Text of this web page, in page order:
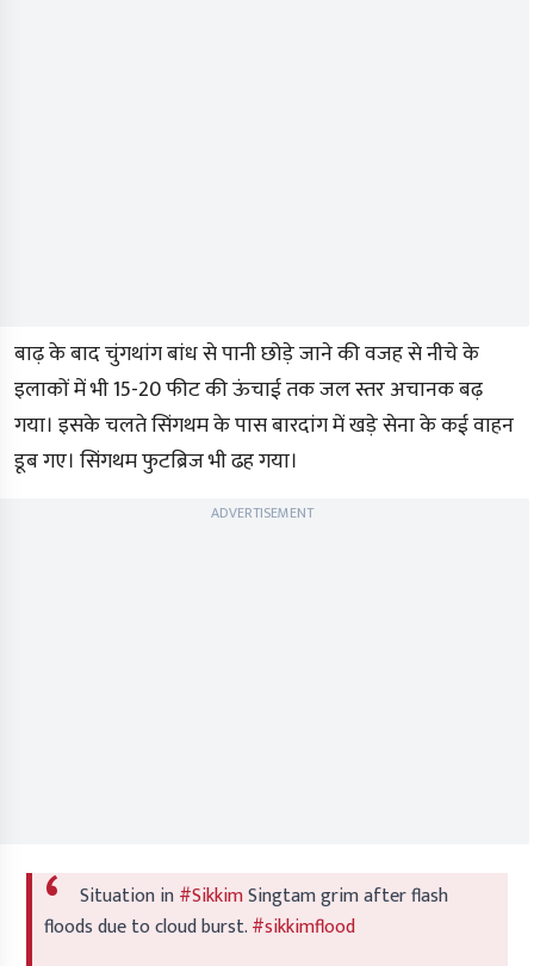
बाढ़ के बाद चुंगथांग बांध से पानी छोड़े जाने की वजह से नीचे के
इलाकों में भी 15-20 फीट की ऊंचाई तक जल स्तर अचानक बढ़
गया। इसके चलते सिंगथम के पास बारदांग में खड़े सेना के कई वाहन
डूब गए। सिंगथम फुटब्रिज भी ढह गया।
ADVERTISEMENT
Situation in#SikkimSingtam grim after flash
floods due to cloud burst.#sikkimflood